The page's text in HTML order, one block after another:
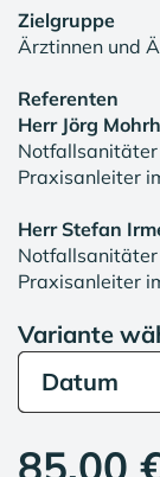
Zielgruppe
Ärztinnen und
Referenten
Herr Jörg
Notfallsanitäter
Praxisanleiter
Herr Stefan
Notfallsanitäter
Praxisanleiter
Variante
Datum
85,00